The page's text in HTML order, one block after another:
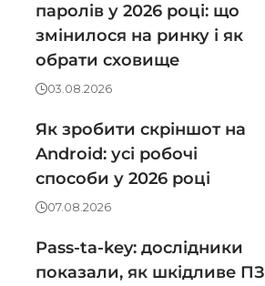
паролів у 2026 році: що
змінилося на ринку і як
обрати сховище
03.08.2026
Як зробити скріншот на
Android: усі робочі
способи у 2026 році
07.08.2026
Pass-ta-key: дослідники
показали, як шкідливе ПЗ